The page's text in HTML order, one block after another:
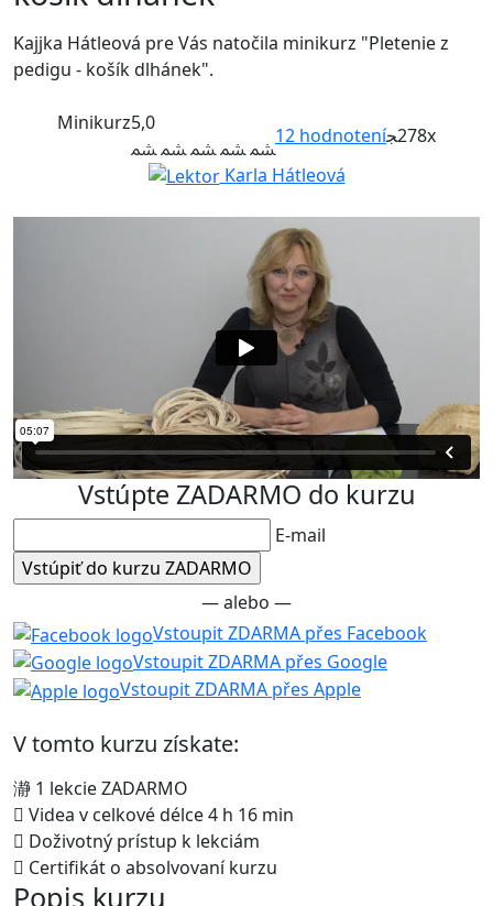
Kajjka Hátleová pre Vás natočila minikurz "Pletenie z
pedigu - košík dlhánek".
Minikurz5,0
12 hodnotení 278x
Karla Hátleová
Vstúpte ZADARMO do kurzu
E-mail
— alebo —
Vstoupit ZDARMA přes Facebook
Vstoupit ZDARMA přes Google
Vstoupit ZDARMA přes Apple
V tomto kurzu získate:
1 lekcie ZADARMO
Videa v celkové délce 4 h 16 min
Doživotný prístup k lekciám
Certifikát o absolvovaní kurzu
Popis kurzu